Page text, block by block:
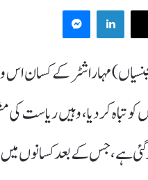
LinkedIn
ایجنسیاں) مہاراشٹر کے
ہے، جس کے بعد کسانوں میں